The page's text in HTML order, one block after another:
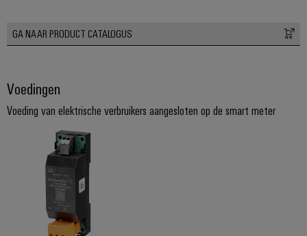
GA NAAR PRODUCT CATALOGUS
Voedingen
Voeding van elektrische verbruikers aangesloten op de smart meter